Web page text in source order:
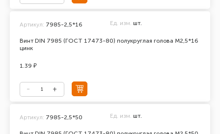
Винт DIN 7985 (ГОСТ 17473-80) полукруглая голова М2,5*16
цинк
Артикул: 7985-2,5*16 Ед. изм. шт.
1.39 ₽
Артикул: 7985-2,5*50 Ед. изм. шт.